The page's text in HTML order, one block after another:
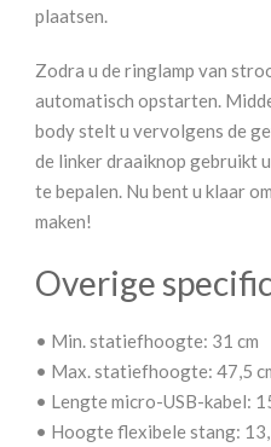
plaatsen.
Zodra u de ringlamp van
automatisch opstarten.
body stelt u vervolgens de
de linker draaiknop gebruikt
te bepalen. Nu bent u klaar
maken!
Overige
• Min. statiefhoogte: 31 cm
• Max. statiefhoogte: 47,5
• Lengte micro-USB-kabel:
• Hoogte flexibele stang: